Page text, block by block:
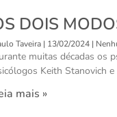
DOIS
Taveira 13/02/2024
muitas décadas os
Keith Stanovich
mais »